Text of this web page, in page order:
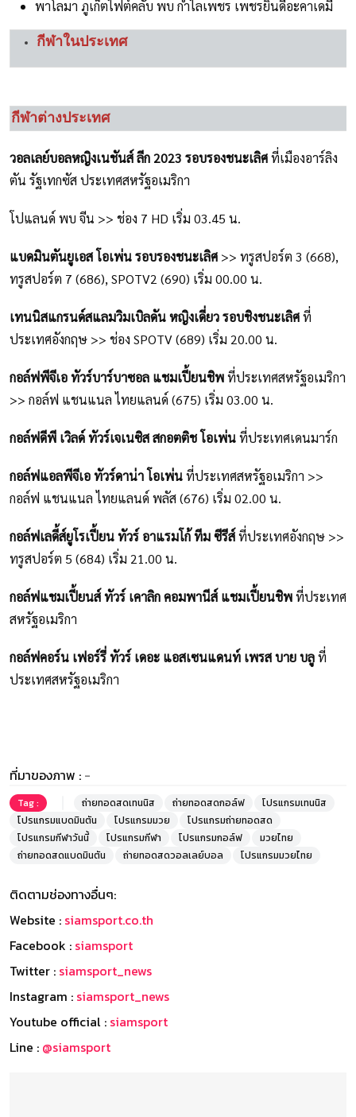
พาโลมา ภูเก็ตไฟต์คลับ พบ กำไลเพชร เพชรยินดีอะคาเดมี่
กีฬาในประเทศ
กีฬาต่างประเทศ
วอลเลย์บอลหญิงเนชันส์ ลีก 2023 รอบรองชนะเลิศที่เมืองอาร์ลิง
ตัน รัฐเทกซัส ประเทศสหรัฐอเมริกา
โปแลนด์ พบ จีน >> ช่อง 7 HD เริ่ม 03.45 น.
แบดมินตันยูเอส โอเพ่น รอบรองชนะเลิศ >> ทรูสปอร์ต 3 (668),
ทรูสปอร์ต 7 (686), SPOTV2 (690) เริ่ม 00.00 น.
เทนนิสแกรนด์สแลมวิมเบิลดันหญิงเดี่ยว รอบชิงชนะเลิศที่
ประเทศอังกฤษ >> ช่อง SPOTV (689) เริ่ม 20.00 น.
กอล์ฟพีจีเอ ทัวร์บาร์บาซอล แชมเปี้ยนชิพที่ประเทศสหรัฐอเมริกา
>> กอล์ฟ แชนแนล ไทยแลนด์ (675) เริ่ม 03.00 น.
กอล์ฟดีพี เวิลด์ ทัวร์เจเนซิส สกอตติช โอเพ่นที่ประเทศเดนมาร์ก
กอล์ฟแอลพีจีเอ ทัวร์ดาน่า โอเพ่นที่ประเทศสหรัฐอเมริกา >>
กอล์ฟ แชนแนล ไทยแลนด์ พลัส (676) เริ่ม 02.00 น.
กอล์ฟเลดี้ส์ยูโรเปี้ยน ทัวร์ อาแรมโก้ ทีม ซีรีส์ที่ประเทศอังกฤษ >>
ทรูสปอร์ต 5 (684) เริ่ม 21.00 น.
กอล์ฟแชมเปี้ยนส์ ทัวร์ เคาลิก คอมพานีส์ แชมเปี้ยนชิพที่ประเทศ
สหรัฐอเมริกา
กอล์ฟคอร์น เฟอร์รี่ ทัวร์ เดอะ แอสเซนแดนท์ เพรส บาย บลูที่
ประเทศสหรัฐอเมริกา
ที่มาของภาพ : -
Tag : ถ่ายทอดสดเทนนิส ถ่ายทอดสดกอล์ฟ
โปรแกรมเทนนิส
โปรแกรมแบดมินตัน
โปรแกรมมวย
โปรแกรมถ่ายทอดสด
โปรแกรมกีฬาวันนี้
โปรแกรมกีฬา โปรแกรมกอล์ฟ
มวยไทย
ถ่ายทอดสดแบดมินตัน
ถ่ายทอดสดวอลเลย์บอล โปรแกรมมวยไทย
ติดตามช่องทางอื่นๆ:
Website : siamsport.co.th
Facebook : siamsport
Twitter : siamsport_news
Instagram : siamsport_news
Youtube official : siamsport
Line : @siamsport